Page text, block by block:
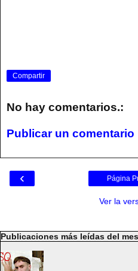
Compartir
No hay comentarios.:
Publicar un comentario
‹ Página
Ver la
Publicaciones más leídas del mes